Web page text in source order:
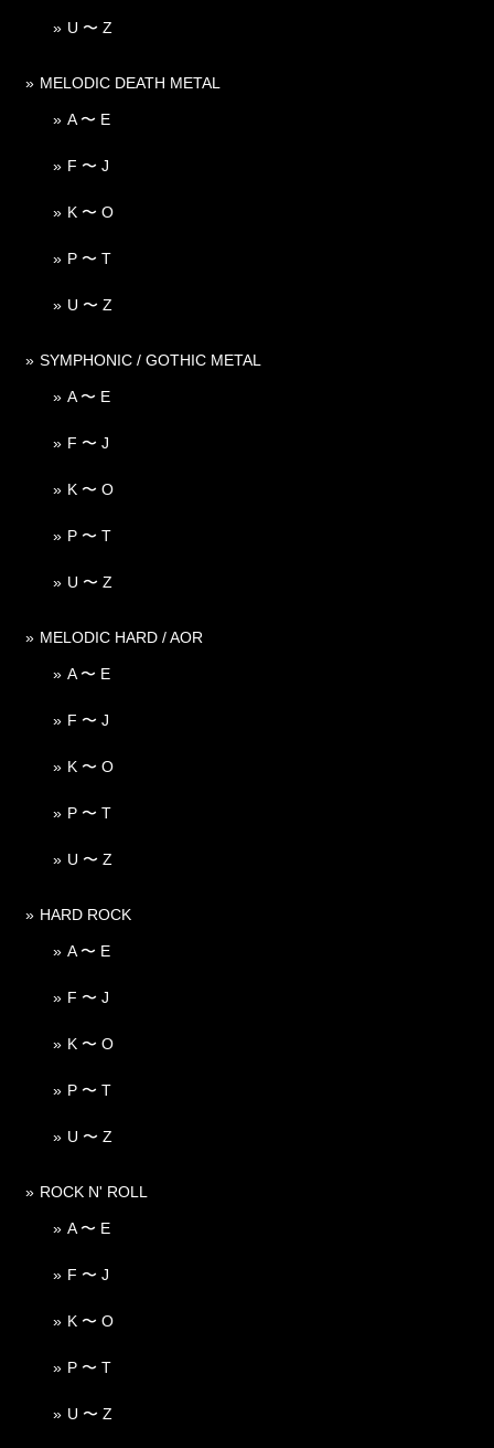
U 〜 Z
MELODIC DEATH METAL
A 〜 E
F 〜 J
K 〜 O
P 〜 T
U 〜 Z
SYMPHONIC / GOTHIC METAL
A 〜 E
F 〜 J
K 〜 O
P 〜 T
U 〜 Z
MELODIC HARD / AOR
A 〜 E
F 〜 J
K 〜 O
P 〜 T
U 〜 Z
HARD ROCK
A 〜 E
F 〜 J
K 〜 O
P 〜 T
U 〜 Z
ROCK N' ROLL
A 〜 E
F 〜 J
K 〜 O
P 〜 T
U 〜 Z